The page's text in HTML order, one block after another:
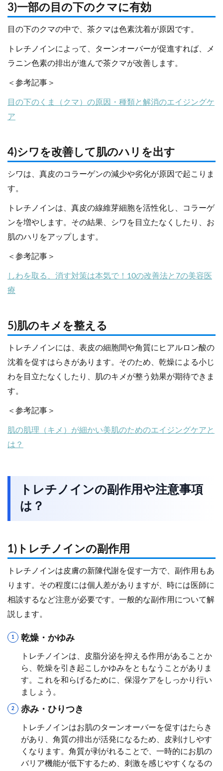
3)一部の目の下のクマに有効
目の下のクマの中で、茶クマは色素沈着が原因です。
トレチノインによって、ターンオーバーが促進すれば、メ
ラニン色素の排出が進んで茶クマが改善します。
＜参考記事＞
目の下のくま（クマ）の原因・種類と解消のエイジングケ
ア
4)シワを改善して肌のハリを出す
シワは、真皮のコラーゲンの減少や劣化が原因で起こりま
す。
トレチノインは、真皮の線維芽細胞を活性化し、コラーゲ
ンを増やします。その結果、シワを目立たなくしたり、お
肌のハリをアップします。
＜参考記事＞
しわを取る、消す対策は本気で！10の改善法と7の美容医
療
5)肌のキメを整える
トレチノインには、表皮の細胞間や角質にヒアルロン酸の
沈着を促すはらきがあります。そのため、乾燥による小じ
わを目立たなくしたり、肌のキメが整う効果が期待できま
す。
＜参考記事＞
肌の肌理（キメ）が細かい美肌のためのエイジングケアと
は？
トレチノインの副作用や注意事項
は？
1)トレチノインの副作用
トレチノインは皮膚の新陳代謝を促す一方で、副作用もあ
ります。その程度には個人差がありますが、時には医師に
相談するなど注意が必要です。一般的な副作用について解
説します。
乾燥・かゆみ
トレチノインは、皮脂分泌を抑える作用があることか
ら、乾燥を引き起こしかゆみをともなうことがありま
す。これを和らげるために、保湿ケアをしっかり行い
ましょう。
赤み・ひりつき
トレチノインはお肌のターンオーバーを促すはたらき
があり、角質の排出が活発になるため、皮剥けしやす
くなります。角質が剥がれることで、一時的にお肌の
バリア機能が低下するため、刺激を感じやすくなるの